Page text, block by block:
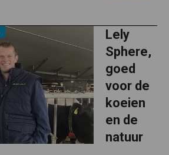
Lely
Sphere,
goed
voor de
koeien
en de
natuur